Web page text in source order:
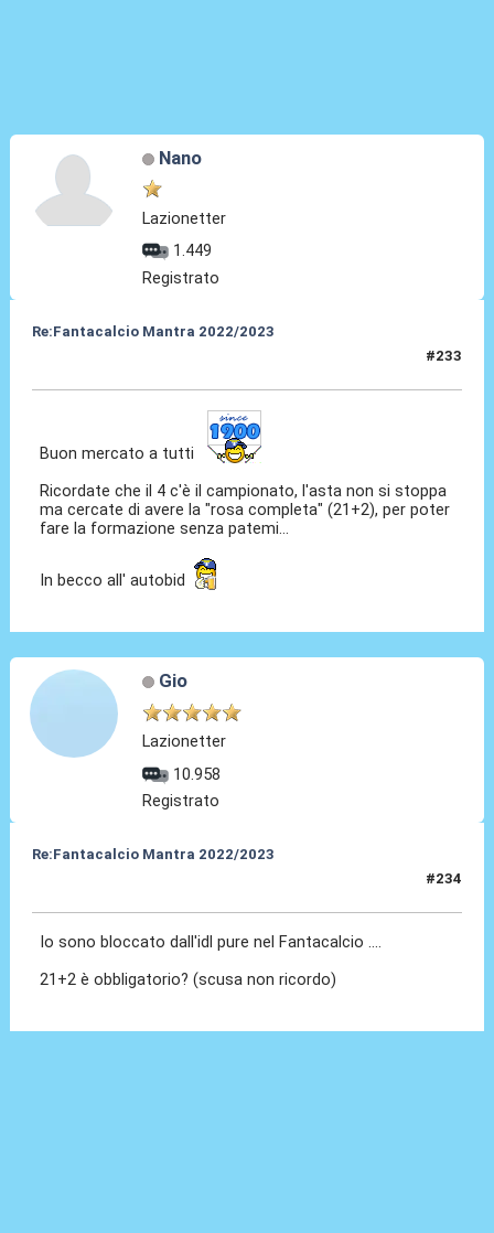
Nano
Lazionetter
1.449
Registrato
Re:Fantacalcio Mantra 2022/2023
#233
Buon mercato a tutti
Ricordate che il 4 c'è il campionato, l'asta non si stoppa
ma cercate di avere la "rosa completa" (21+2), per poter
fare la formazione senza patemi...
In becco all' autobid
Gio
Lazionetter
10.958
Registrato
Re:Fantacalcio Mantra 2022/2023
#234
Io sono bloccato dall'idl pure nel Fantacalcio ....
21+2 è obbligatorio? (scusa non ricordo)